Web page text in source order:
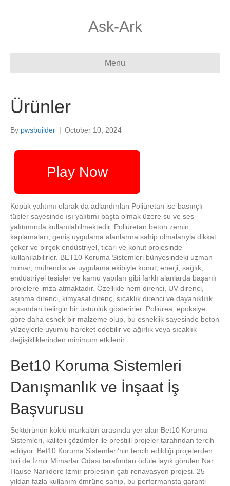
Ask-Ark
Menu
Ürünler
By pwsbuilder | October 10, 2024
Play Now
Köpük yalıtımı olarak da adlandırılan Poliüretan ise basınçlı
tüpler sayesinde ısı yalıtımı başta olmak üzere su ve ses
yalıtımında kullanılabilmektedir. Poliüretan beton zemin
kaplamaları, geniş uygulama alanlarına sahip olmalarıyla dikkat
çeker ve birçok endüstriyel, ticari ve konut projesinde
kullanılabilirler. BET10 Koruma Sistemleri bünyesindeki uzman
mimar, mühendis ve uygulama ekibiyle konut, enerji, sağlık,
endüstriyel tesisler ve kamu yapıları gibi farklı alanlarda başarılı
projelere imza atmaktadır. Özellikle nem direnci, UV direnci,
aşınma direnci, kimyasal direnç, sıcaklık direnci ve dayanıklılık
açısından belirgin bir üstünlük gösterirler. Poliürea, epoksiye
göre daha esnek bir malzeme olup, bu esneklik sayesinde beton
yüzeylerle uyumlu hareket edebilir ve ağırlık veya sıcaklık
değişikliklerinden minimum etkilenir.
Bet10 Koruma Sistemleri
Danışmanlık ve İnşaat İş
Başvurusu
Sektörünün köklü markaları arasında yer alan Bet10 Koruma
Sistemleri, kaliteli çözümler ile prestijli projeler tarafından tercih
ediliyor. Bet10 Koruma Sistemleri’nin tercih edildiği projelerden
biri de İzmir Mimarlar Odası tarafından ödüle layık görülen Nar
Hause Narlıdere İzmir projesinin çatı renavasyon projesi. 25
yıldan fazla kullanım ömrüne sahip, bu performansta garanti